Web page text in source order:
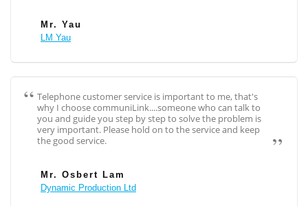
Mr. Yau
LM Yau
Telephone customer service is important to me, that's
why I choose communiLink....someone who can talk to
you and guide you step by step to solve the problem is
very important. Please hold on to the service and keep
the good service.
Mr. Osbert Lam
Dynamic Production Ltd